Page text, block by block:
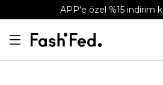
APP'e özel %15 indirim